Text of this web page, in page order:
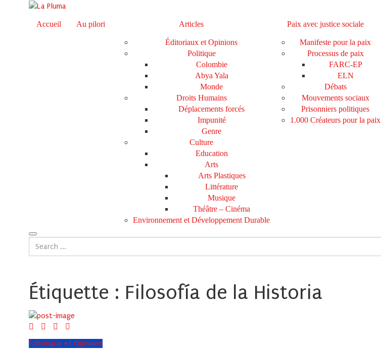
Accueil Au pilori Articles
Éditoriaux et Opinions
Politique
Colombie
Abya Yala
Monde
Droits Humains
Déplacements forcés
Impunité
Genre
Culture
Education
Arts
Arts Plastiques
Littérature
Musique
Théâtre – Cinéma
Environnement et Développement Durable
Paix avec justice sociale
Manifeste pour la paix
Processus de paix
FARC-EP
ELN
Débats
Mouvements sociaux
Prisonniers politiques
1.000 Créateurs pour la paix
Étiquette : Filosofía de la Historia
Éditoriaux et Opinions